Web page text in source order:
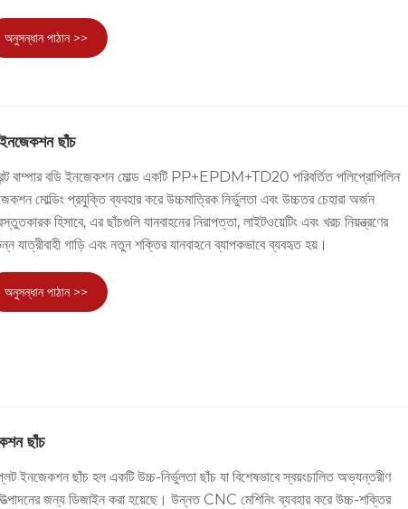
অনুসন্ধান পাঠান >>
ইনজেকশন ছাঁচ
বডি ইনজেকশন মোল্ড একটি PP+EPDM+TD20 পরিবর্তিত পলিপ্রোপিলিন
মোল্ডিং প্রযুক্তি ব্যবহার করে উচ্চমাত্রিক নির্ভুলতা এবং উচ্চতর চেহারা অর্জন
হিসাবে, এর ছাঁচগুলি যানবাহনের নিরাপত্তা, লাইটওয়েটিং এবং খরচ নিয়ন্ত্রণের
যাত্রীবাহী গাড়ি এবং নতুন শক্তির যানবাহনে ব্যাপকভাবে ব্যবহৃত হয়।
অনুসন্ধান পাঠান >>
ছাঁচ
ছাঁচ হল একটি উচ্চ-নির্ভুলতা ছাঁচ যা বিশেষভাবে স্বয়ংচালিত অভ্যন্তরীণ
উত্পাদনের জন্য ডিজাইন করা হয়েছে। উন্নত CNC মেশিনিং ব্যবহার করে উচ্চ-শক্তির